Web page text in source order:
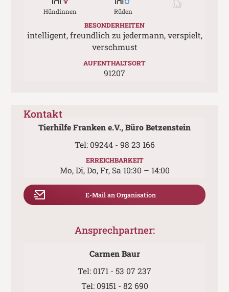
Hündinnen Rüden
BESONDERHEITEN
intelligent, freundlich zu jedermann, verspielt,
verschmust
AUFENTHALTSORT
91207
Kontakt
Tierhilfe Franken e.V., Büro Betzenstein
Tel: 09244 - 98 23 166
ERREICHBARKEIT
Mo, Di, Do, Fr, Sa 10:30 – 14:00
E-Mail an Organisation
Ansprechpartner:
Carmen Baur
Tel: 0171 - 53 07 237
Tel: 09151 - 82 690